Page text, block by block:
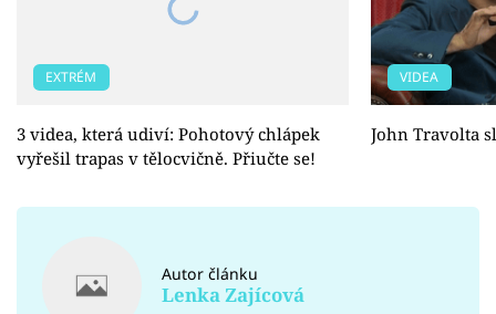
EXTRÉM
3 videa, která udiví: Pohotový chlápek
vyřešil trapas v tělocvičně. Přiučte se!
VIDEA
John Travolta
Autor článku
Lenka Zajícová